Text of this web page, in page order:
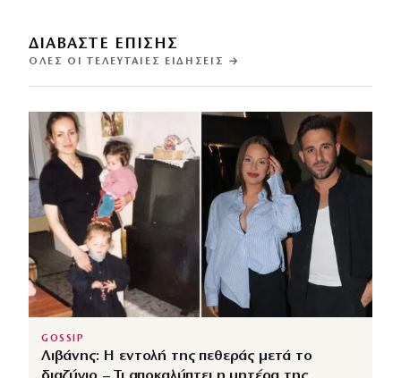
ΔΙΑΒΑΣΤΕ ΕΠΙΣΗΣ
ΌΛΕΣ ΟΙ ΤΕΛΕΥΤΑΊΕΣ ΕΙΔΉΣΕΙΣ →
GOSSIP
Λιβάνης: Η εντολή της πεθεράς μετά το